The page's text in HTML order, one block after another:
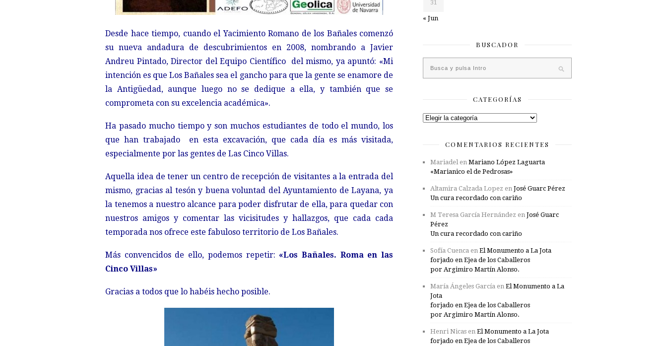
Desde hace tiempo, cuando el Yacimiento Romano de los Bañales comenzó
su nueva andadura de descubrimientos en 2008, nombrando a Javier
Andreu Pintado, Director del Equipo Científico del mismo, ya apuntó: «Mi
intención es que Los Bañales sea el gancho para que la gente se enamore de
la Antigüedad, aunque luego no se dedique a ella, y también que se
comprometa con su excelencia académica».
Ha pasado mucho tiempo y son muchos estudiantes de todo el mundo, los
que han trabajado en esta excavación, que cada día es más visitada,
especialmente por las gentes de Las Cinco Villas.
Aquella idea de tener un centro de recepción de visitantes a la entrada del
mismo, gracias al tesón y buena voluntad del Ayuntamiento de Layana, ya
la tenemos a nuestro alcance para poder disfrutar de ella, para quedar con
nuestros amigos y comentar las vicisitudes y hallazgos, que cada cada
temporada nos ofrece este fabuloso territorio de Los Bañales.
Más convencidos de ello, podemos repetir: «Los Bañales. Roma en las
Cinco Villas»
Gracias a todos que lo habéis hecho posible.
31
« Jun
BUSCADOR
CATEGORÍAS
Categorías
COMENTARIOS RECIENTES
Mariadelen Mariano López Laguarta
«Marianico el de Pedrosas»
Altamira Calzada Lopez en José Guarc Pérez
Un cura recordado con cariño
M Teresa García Hernández en José Guarc
Pérez
Un cura recordado con cariño
Sofía Cuenca en El Monumento a La Jota
forjado en Ejea de los Caballeros
por Argimiro Martín Alonso.
María Ángeles García en El Monumento a La
Jota
forjado en Ejea de los Caballeros
por Argimiro Martín Alonso.
Henri Nicas en El Monumento a La Jota
forjado en Ejea de los Caballeros